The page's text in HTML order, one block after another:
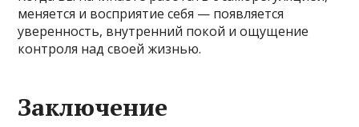
меняется и восприятие себя — появляется
уверенность, внутренний покой и ощущение
контроля над своей жизнью.
Заключение